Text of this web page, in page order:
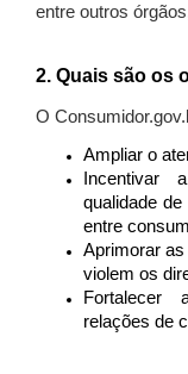
entre outros
2. Quais são os
O
Ampliar o
Incentivar
qualidade
entre
Aprimorar
violem os
Fortalecer
relações de